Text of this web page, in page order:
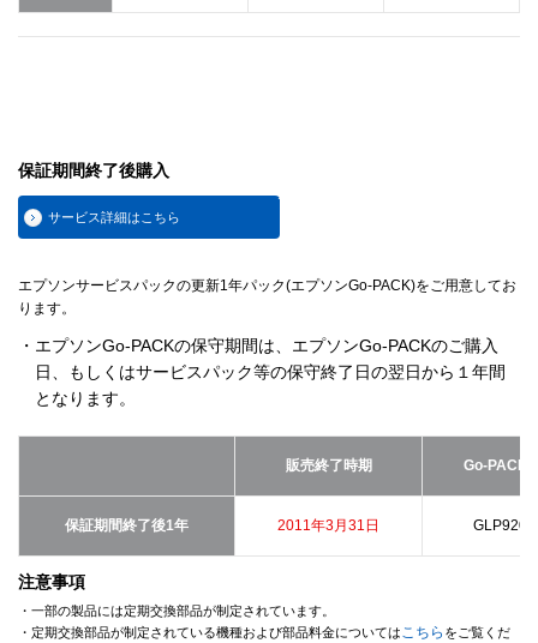
保証期間終了後購入
サービス詳細はこちら
エプソンサービスパックの更新1年パック(エプソンGo-PACK)をご用意してお
ります。
・エプソンGo-PACKの保守期間は、エプソンGo-PACKのご購入
日、もしくはサービスパック等の保守終了日の翌日から１年間
となります。
販売終了時期 Go-PACK
保証期間終了後1年 2011年3月31日
注意事項
・一部の製品には定期交換部品が制定されています。
・定期交換部品が制定されている機種および部品料金についてはこちら をご覧くだ